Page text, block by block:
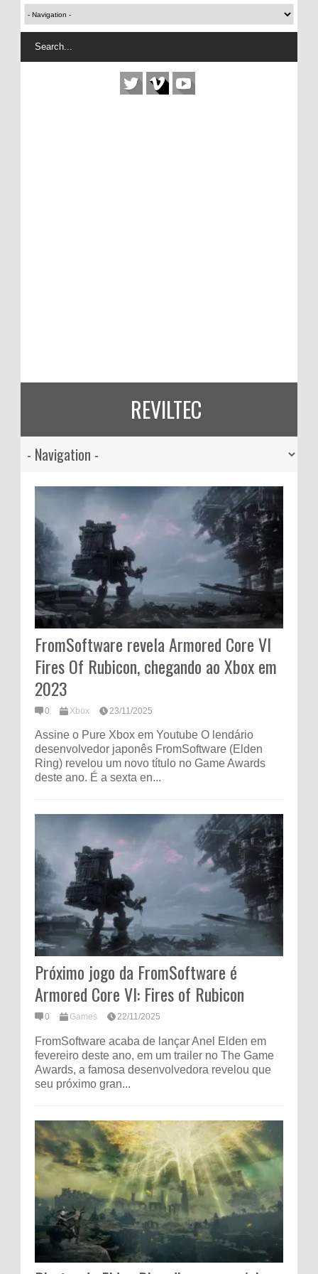
REVILTEC
FromSoftware revela Armored Core VI
Fires Of Rubicon, chegando ao Xbox em
2023
0 Xbox 23/11/2025
Assine o Pure Xbox em Youtube O lendário
desenvolvedor japonês FromSoftware (Elden
Ring) revelou um novo título no Game Awards
deste ano. É a sexta en...
Próximo jogo da FromSoftware é
Armored Core VI: Fires of Rubicon
0 Games 22/11/2025
FromSoftware acaba de lançar Anel Elden em
fevereiro deste ano, em um trailer no The Game
Awards, a famosa desenvolvedora revelou que
seu próximo gran...